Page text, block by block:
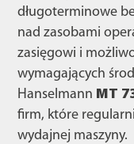
długoterminowe
nad zasobami
zasięgowi i
wymagających
Hanselmann MT
firm, które
wydajnej maszyny.